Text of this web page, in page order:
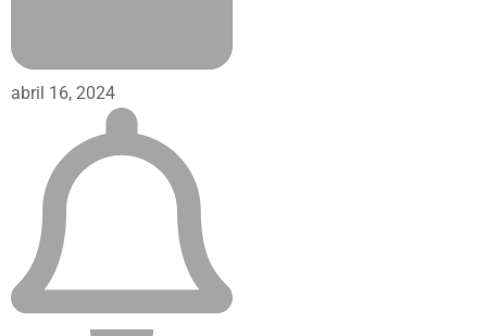
abril 16, 2024